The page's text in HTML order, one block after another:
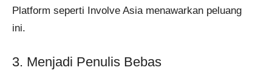
Platform seperti Involve Asia menawarkan peluang
ini.
3. Menjadi Penulis Bebas